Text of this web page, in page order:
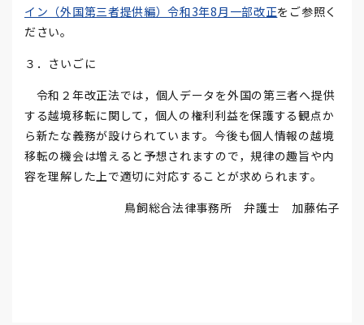
イン（外国第三者提供編）令和3年8月一部改正をご参照く
ださい。
３．さいごに
令和２年改正法では，個人データを外国の第三者へ提供
する越境移転に関して，個人の権利利益を保護する観点か
ら新たな義務が設けられています。今後も個人情報の越境
移転の機会は増えると予想されますので，規律の趣旨や内
容を理解した上で適切に対応することが求められます。
鳥飼総合法律事務所 弁護士 加藤佑子